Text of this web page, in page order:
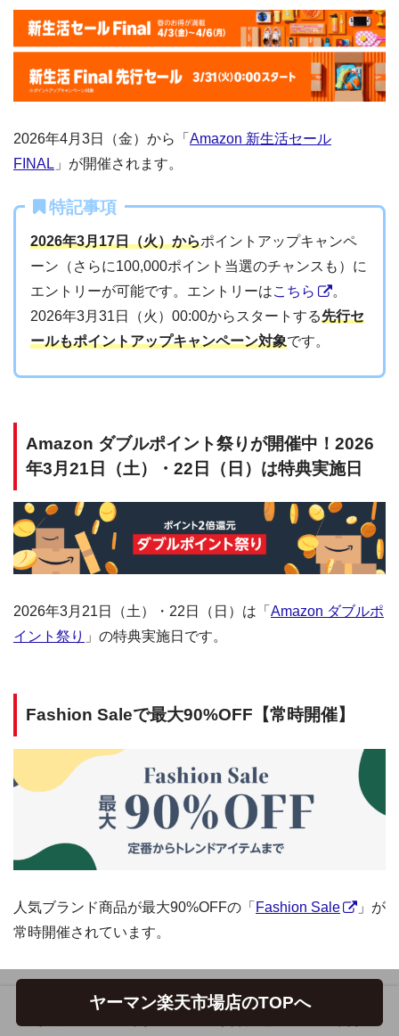
2026年4月3日（金）から「 Amazon 新生活セール
FINAL 」が開催されます。
特記事項
2026年3月17日（火）からポイントアップキャンペ
ーン（さらに100,000ポイント当選のチャンスも）に
エントリーが可能です。エントリーはこちら
。
2026年3月31日（火）00:00からスタートする先行セ
ールもポイントアップキャンペーン対象です。
Amazon ダブルポイント祭りが開催中！2026
年3月21日（土）・22日（日）は特典実施日
2026年3月21日（土）・22日（日）は「 Amazon ダブルポ
イント祭り 」の特典実施日です。
Fashion Saleで最大90%OFF【常時開催】
人気ブランド商品が最大90%OFFの「 Fashion Sale
」が
常時開催されています。
楽天スーパーセール（Rakutenスーパー
ヤーマン楽天市場店のTOPへ